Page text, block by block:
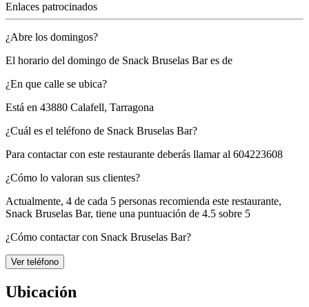
Enlaces patrocinados
¿Abre los domingos?
El horario del domingo de Snack Bruselas Bar es de
¿En que calle se ubica?
Está en 43880 Calafell, Tarragona
¿Cuál es el teléfono de Snack Bruselas Bar?
Para contactar con este restaurante deberás llamar al 604223608
¿Cómo lo valoran sus clientes?
Actualmente, 4 de cada 5 personas recomienda este restaurante,
Snack Bruselas Bar, tiene una puntuación de 4.5 sobre 5
¿Cómo contactar con Snack Bruselas Bar?
Ver teléfono
Ubicación